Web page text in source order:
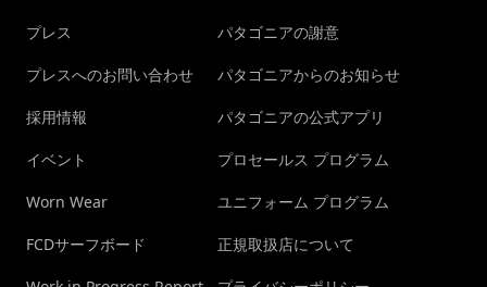
プレス
プレスへのお問い合わせ
採用情報
イベント
Worn Wear
FCDサーフボード
パタゴニアの謝意
パタゴニアからのお知らせ
パタゴニアの公式アプリ
プロセールス プログラム
ユニフォーム プログラム
正規取扱店について